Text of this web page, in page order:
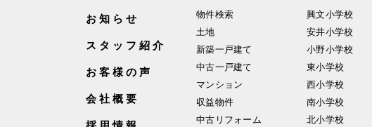
お知らせ
スタッフ紹介
お客様の声
会社概要
物件検索
土地
新築一戸建て
中古一戸建て
マンション
収益物件
中古リフォーム
興文小学校
安井小学校
小野小学校
東小学校
西小学校
南小学校
北小学校